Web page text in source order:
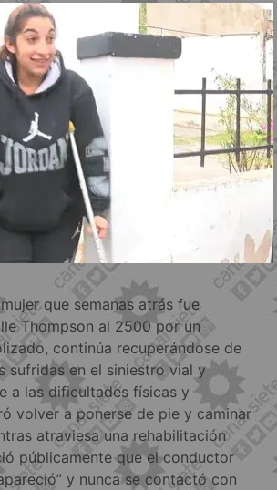
que semanas atrás fue
Thompson al 2500 por un
continúa recuperándose de
sufridas en el siniestro vial y
a las dificultades físicas y
volver a ponerse de pie y caminar
atraviesa una rehabilitación
públicamente que el conductor
y nunca se contactó con